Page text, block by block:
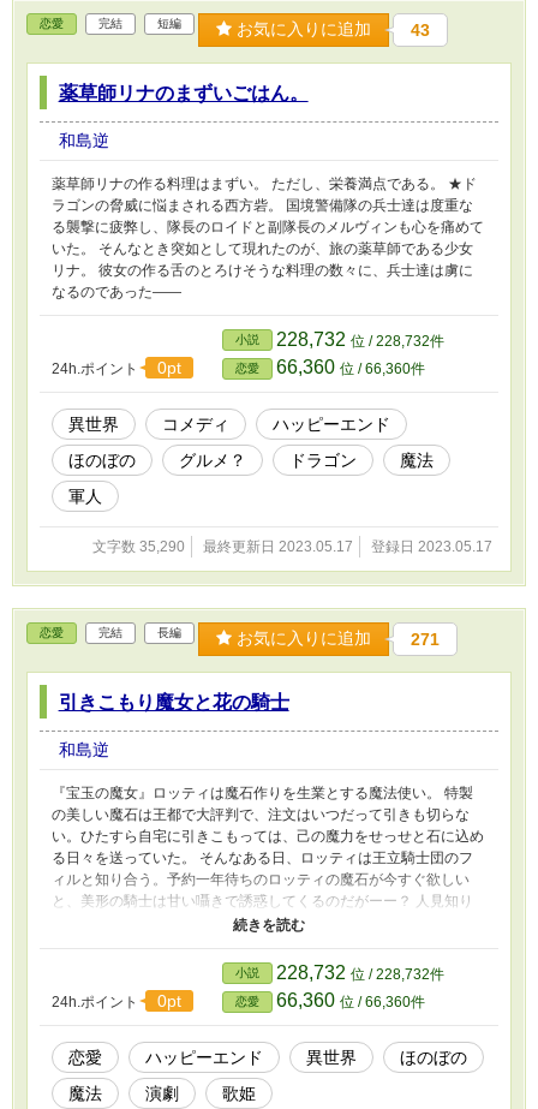
恋愛 完結 短編 お気に入りに追加 43
薬草師リナのまずいごはん。
和島逆
薬草師リナの作る料理はまずい。 ただし、栄養満点である。 ★ド
ラゴンの脅威に悩まされる西方砦。 国境警備隊の兵士達は度重な
る襲撃に疲弊し、隊長のロイドと副隊長のメルヴィンも心を痛めて
いた。 そんなとき突如として現れたのが、旅の薬草師である少女
リナ。 彼女の作る舌のとろけそうな料理の数々に、兵士達は虜に
なるのであった――
24h.ポイント 0pt
小説 228,732 位 / 228,732件
恋愛 66,360 位 / 66,360件
異世界 コメディ
ハッピーエンド
ほのぼの
グルメ？ ドラゴン
魔法
軍人
文字数 35,290 最終更新日 2023.05.17 登録日 2023.05.17
恋愛 完結 長編 お気に入りに追加 271
引きこもり魔女と花の騎士
和島逆
『宝玉の魔女』ロッティは魔石作りを生業とする魔法使い。 特製
の美しい魔石は王都で大評判で、注文はいつだって引きも切らな
い。ひたすら自宅に引きこもっては、己の魔力をせっせと石に込め
る日々を送っていた。 そんなある日、ロッティは王立騎士団のフ
ィルと知り合う。予約一年待ちのロッティの魔石が今すぐ欲しい
と、美形の騎士は甘い囁きで誘惑してくるのだがーー？ 人見知り
なロッティは、端正な容姿を武器にぐいぐい迫ってくるフィルに半
議な感情を覚え始める。 逃げたり追ったり、翻弄したり振り回さ
れたり。 引きこもり魔女と強引な騎士、ちぐはぐな二人の攻防
戦。
24h.ポイント 0pt
小説 228,732 位 / 228,732件
恋愛 66,360 位 / 66,360件
恋愛 ハッピーエンド 異世界
ほのぼの
魔法
演劇 歌姫